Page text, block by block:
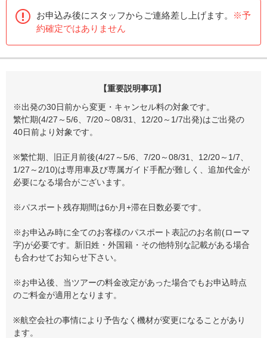
お申込み後にスタッフからご連絡差し上げます。
※予
約確定ではありません
【重要説明事項】
※出発の30日前から変更・キャンセル料の対象です。
繁忙期(4/27～5/6、7/20～08/31、12/20～1/7出発)はご出発の
40日前より対象です。
※繁忙期、旧正月前後(4/27～5/6、7/20～08/31、12/20～1/7、
1/27～2/10)は専用車及び専属ガイド手配が難しく、追加代金が
必要になる場合がございます。
※パスポート残存期間は6か月+滞在日数必要です。
※お申込み時に全てのお客様のパスポート表記のお名前(ローマ
字)が必要です。新旧姓・外国籍・その他特別な記載がある場合
も合わせてお知らせ下さい。
※お申込後、当ツアーの料金改定があった場合でもお申込時点
のご料金が適用となります。
※航空会社の事情により予告なく機材が変更になることがあり
ます。